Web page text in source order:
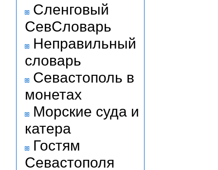
Сленговый
СевСловарь
Неправильный
словарь
Севастополь в
монетах
Морские суда и
катера
Гостям
Севастополя